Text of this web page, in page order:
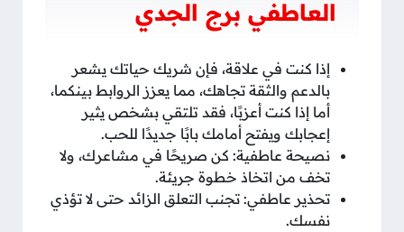
العاطفي برج الجدي
إذا كنت في علاقة، فإن شريك حياتك يشعر
بالدعم والثقة تجاهك، مما يعزز الروابط بينكما،
أما إذا كنت أعزبًا، فقد تلتقي بشخص يثير
إعجابك ويفتح أمامك بابًا جديدًا للحب.
نصيحة عاطفية: كن صريحًا في مشاعرك، ولا
تخف من اتخاذ خطوة جريئة.
تحذير عاطفي: تجنب التعلق الزائد حتى لا تؤذي
نفسك.